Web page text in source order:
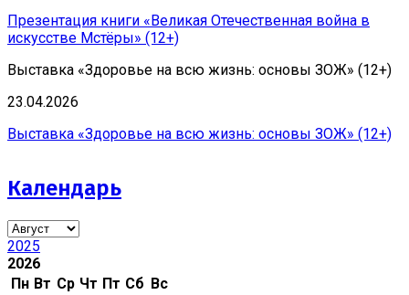
Презентация книги «Великая Отечественная война в
искусстве Мстёры» (12+)
Выставка «Здоровье на всю жизнь: основы ЗОЖ» (12+)
23.04.2026
Выставка «Здоровье на всю жизнь: основы ЗОЖ» (12+)
Календарь
2025
2026
Пн Вт Ср Чт Пт Сб Вс